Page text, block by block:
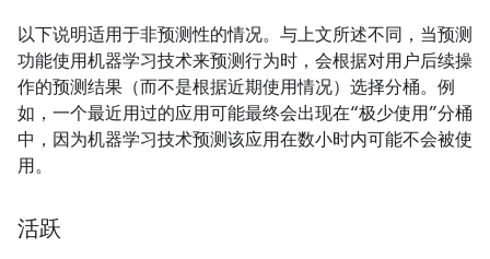
以下说明适用于非预测性的情况。与上文所述不同，当预测
功能使用机器学习技术来预测行为时，会根据对用户后续操
作的预测结果（而不是根据近期使用情况）选择分桶。例
如，一个最近用过的应用可能最终会出现在“极少使用”分桶
中，因为机器学习技术预测该应用在数小时内可能不会被使
用。
活跃